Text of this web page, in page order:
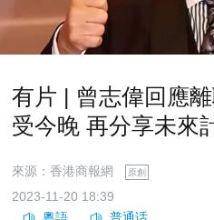
有片 | 曾志偉回應
受今晚 再分享未來
來源：香港商報網 原創
2023-11-20 18:39